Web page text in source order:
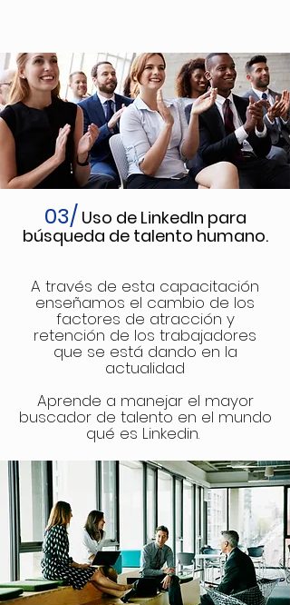
03/ Uso de LinkedIn para
búsqueda de talento humano.
A través de esta capacitación
enseñamos el cambio de los
factores de atracción y
retención de los trabajadores
que se está dando en la
actualidad
Aprende a manejar el mayor
buscador de talento en el mundo
qué es Linkedin.